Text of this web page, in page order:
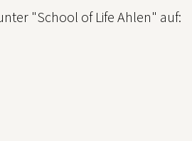
"School of Life Ahlen" auf: